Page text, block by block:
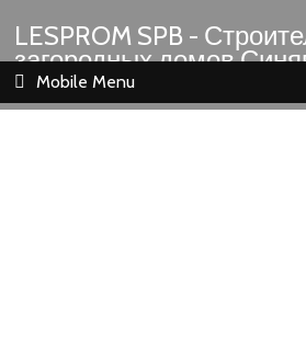
LESPROM SPB -
загородных домов
Шлиссельбург Кировск
Mobile Menu